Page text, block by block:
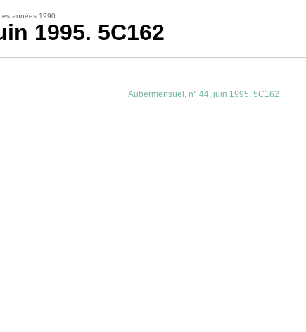
années 1990
1995. 5C162
Aubermensuel, n° 44, juin 1995. 5C162